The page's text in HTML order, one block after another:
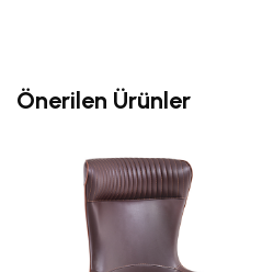
Önerilen Ürünler